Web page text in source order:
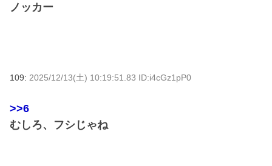
ノッカー
109: 2025/12/13(土) 10:19:51.83 ID:i4cGz1pP0
>>6
むしろ、フシじゃね